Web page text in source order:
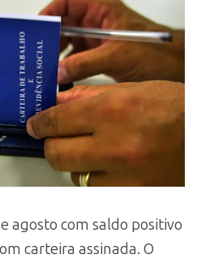
agosto com saldo positivo
carteira assinada. O